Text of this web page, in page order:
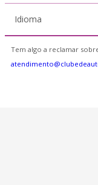
Idioma
Tem algo a reclamar